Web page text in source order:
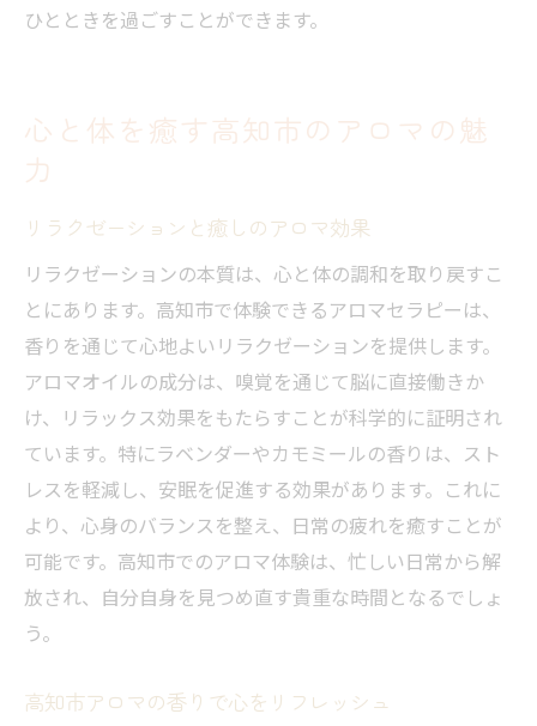
ひとときを過ごすことができます。
心と体を癒す高知市のアロマの魅
力
リラクゼーションと癒しのアロマ効果
リラクゼーションの本質は、心と体の調和を取り戻すこ
とにあります。高知市で体験できるアロマセラピーは、
香りを通じて心地よいリラクゼーションを提供します。
アロマオイルの成分は、嗅覚を通じて脳に直接働きか
け、リラックス効果をもたらすことが科学的に証明され
ています。特にラベンダーやカモミールの香りは、スト
レスを軽減し、安眠を促進する効果があります。これに
より、心身のバランスを整え、日常の疲れを癒すことが
可能です。高知市でのアロマ体験は、忙しい日常から解
放され、自分自身を見つめ直す貴重な時間となるでしょ
う。
高知市アロマの香りで心をリフレッシュ